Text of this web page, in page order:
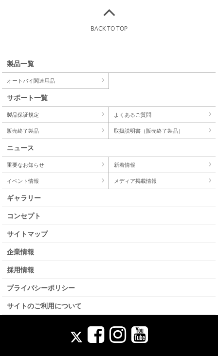
BACK TO TOP
製品一覧
オートバイ関連用品
サポート一覧
製品保証規定 よくあるご質問
販売終了製品 取扱説明書（販売終了製品）
ニュース
重要なお知らせ 新着情報
イベント情報 メディア掲載情報
ギャラリー
コンセプト
サイトマップ
企業情報
採用情報
プライバシーポリシー
サイトのご利用について